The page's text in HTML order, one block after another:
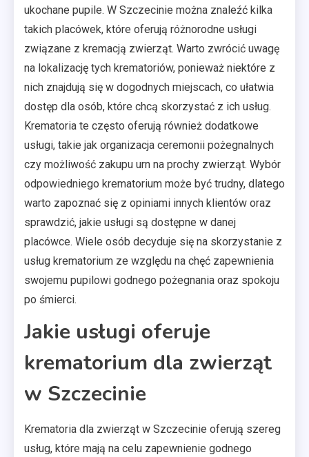
ukochane pupile. W Szczecinie można znaleźć kilka
takich placówek, które oferują różnorodne usługi
związane z kremacją zwierząt. Warto zwrócić uwagę
na lokalizację tych krematoriów, ponieważ niektóre z
nich znajdują się w dogodnych miejscach, co ułatwia
dostęp dla osób, które chcą skorzystać z ich usług.
Krematoria te często oferują również dodatkowe
usługi, takie jak organizacja ceremonii pożegnalnych
czy możliwość zakupu urn na prochy zwierząt. Wybór
odpowiedniego krematorium może być trudny, dlatego
warto zapoznać się z opiniami innych klientów oraz
sprawdzić, jakie usługi są dostępne w danej
placówce. Wiele osób decyduje się na skorzystanie z
usług krematorium ze względu na chęć zapewnienia
swojemu pupilowi godnego pożegnania oraz spokoju
po śmierci.
Jakie usługi oferuje
krematorium dla zwierząt
w Szczecinie
Krematoria dla zwierząt w Szczecinie oferują szereg
usług, które mają na celu zapewnienie godnego